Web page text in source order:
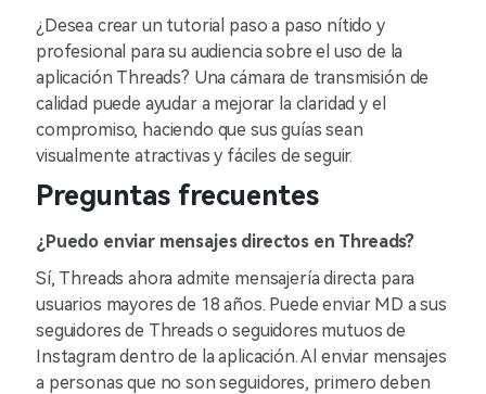
¿Desea crear un tutorial paso a paso nítido y
profesional para su audiencia sobre el uso de la
aplicación Threads? Una cámara de transmisión de
calidad puede ayudar a mejorar la claridad y el
compromiso, haciendo que sus guías sean
visualmente atractivas y fáciles de seguir.
Preguntas frecuentes
¿Puedo enviar mensajes directos en Threads?
Sí, Threads ahora admite mensajería directa para
usuarios mayores de 18 años. Puede enviar MD a sus
seguidores de Threads o seguidores mutuos de
Instagram dentro de la aplicación. Al enviar mensajes
a personas que no son seguidores, primero deben